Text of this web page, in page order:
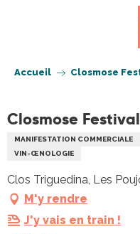
Accueil Closmose
Closmose
MANIFESTATION COMMERCIALE
VIN-ŒNOLOGIE
Clos Triguedina, Les
M'y rendre
J'y vais en train !